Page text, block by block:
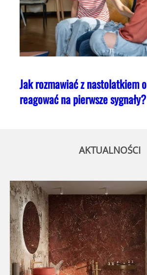
Jak rozmawiać z nastolatkiem
reagować na pierwsze sygnały?
AKTUALNOŚCI